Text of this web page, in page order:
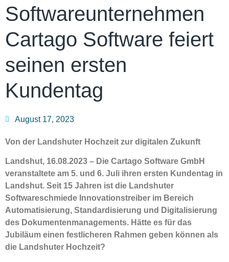
Softwareunternehmen
Cartago Software feiert
seinen ersten
Kundentag
August 17, 2023
Von der Landshuter Hochzeit zur digitalen Zukunft
Landshut, 16.08.2023 – Die Cartago Software GmbH
veranstaltete am 5. und 6. Juli ihren ersten Kundentag in
Landshut. Seit 15 Jahren ist die Landshuter
Softwareschmiede Innovationstreiber im Bereich
Automatisierung, Standardisierung und Digitalisierung
des Dokumentenmanagements. Hätte es für das
Jubiläum einen festlicheren Rahmen geben können als
die Landshuter Hochzeit?